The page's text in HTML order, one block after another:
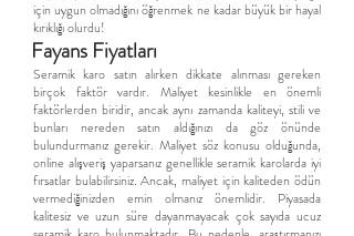
için uygun olmadığını öğrenmek ne kadar büyük bir hayal
kırıklığı olurdu!
Fayans Fiyatları
Seramik karo satın alırken dikkate alınması gereken
birçok faktör vardır. Maliyet kesinlikle en önemli
faktörlerden biridir, ancak aynı zamanda kaliteyi, stili ve
bunları nereden satın aldığınızı da göz önünde
bulundurmanız gerekir. Maliyet söz konusu olduğunda,
online alışveriş yaparsanız genellikle seramik karolarda iyi
fırsatlar bulabilirsiniz. Ancak, maliyet için kaliteden ödün
vermediğinizden emin olmanız önemlidir. Piyasada
kalitesiz ve uzun süre dayanmayacak çok sayıda ucuz